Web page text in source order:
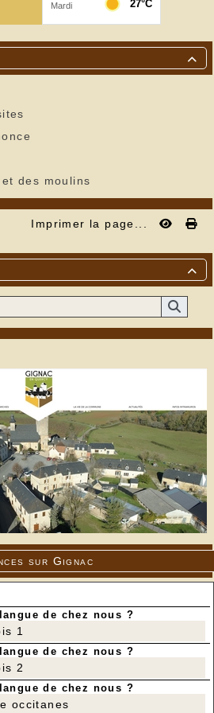

des moulins
Imprimer la page...

sur Gignac
de chez nous ?
1
de chez nous ?
2
de chez nous ?
occitanes